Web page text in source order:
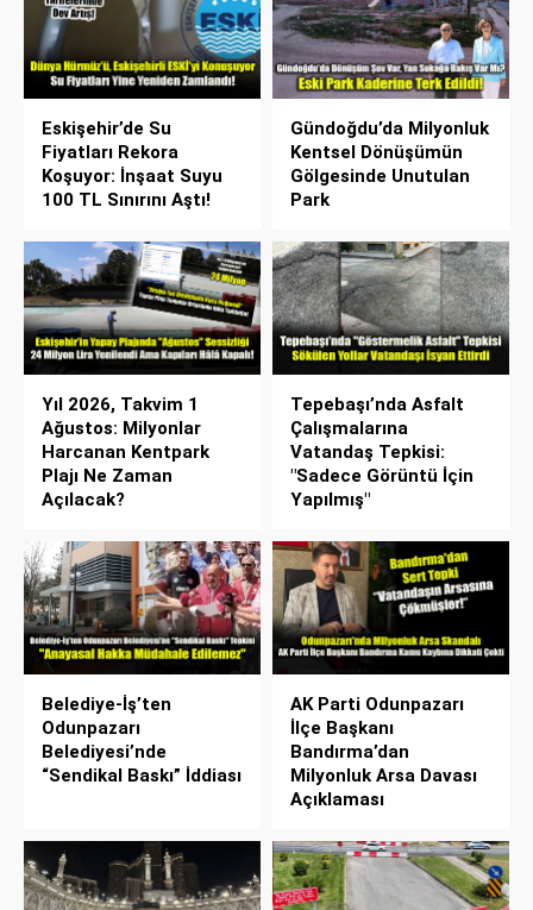
Eskişehir’de Su
Fiyatları Rekora
Koşuyor: İnşaat Suyu
100 TL Sınırını Aştı!
Gündoğdu’da Milyonluk
Kentsel Dönüşümün
Gölgesinde Unutulan
Park
Yıl 2026, Takvim 1
Ağustos: Milyonlar
Harcanan Kentpark
Plajı Ne Zaman
Açılacak?
Tepebaşı’nda Asfalt
Çalışmalarına
Vatandaş Tepkisi:
"Sadece Görüntü İçin
Yapılmış"
Belediye-İş’ten
Odunpazarı
Belediyesi’nde
“Sendikal Baskı” İddiası
AK Parti Odunpazarı
İlçe Başkanı
Bandırma’dan
Milyonluk Arsa Davası
Açıklaması